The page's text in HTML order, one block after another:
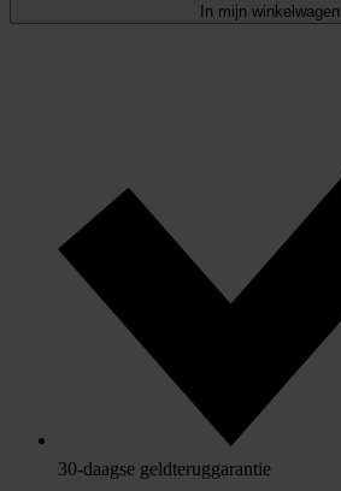
In mijn winkelwagen
30-daagse geldteruggarantie